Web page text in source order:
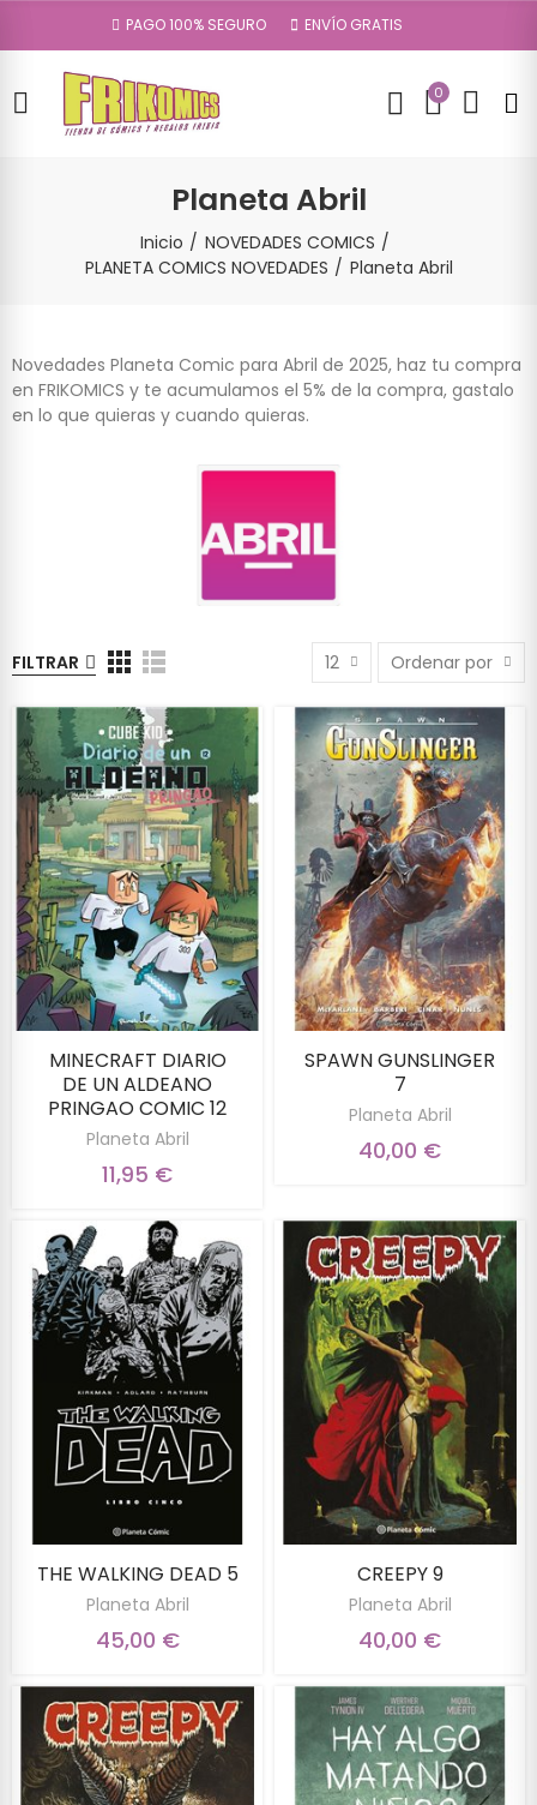
PAGO 100% SEGURO ENVÍO GRATIS
0
Planeta Abril
Inicio
NOVEDADES COMICS
PLANETA COMICS NOVEDADES
Planeta Abril
Novedades Planeta Comic para Abril de 2025, haz tu compra
en FRIKOMICS y te acumulamos el 5% de la compra, gastalo
en lo que quieras y cuando quieras.
FILTRAR 12 Ordenar por
MINECRAFT DIARIO
DE UN ALDEANO
PRINGAO COMIC 12
Planeta Abril
11,95 €
SPAWN GUNSLINGER
7
Planeta Abril
40,00 €
THE WALKING DEAD 5
Planeta Abril
45,00 €
CREEPY 9
Planeta Abril
40,00 €